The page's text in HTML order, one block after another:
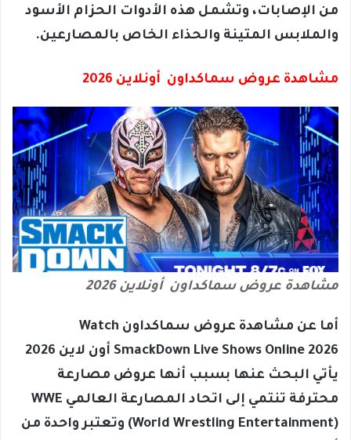
من الإصابات، وتشمل هذه الأدوات الحزام الأسود
والملابس المتينة والحذاء الخاص بالمصارعين.
مشاهدة عروض سماكداون أونلاين 2026
مشاهدة عروض سماكداون أونلاين 2026
أما عن مشاهدة عروض سماكداون Watch
SmackDown Live Shows Online 2026 أون لاين 2026
يأتي البحث عنها بسبب أنها عروض مصارعة
محترفة تنتمي إلى اتحاد المصارعة العالمي WWE
(World Wrestling Entertainment) وتعتبر واحدة من